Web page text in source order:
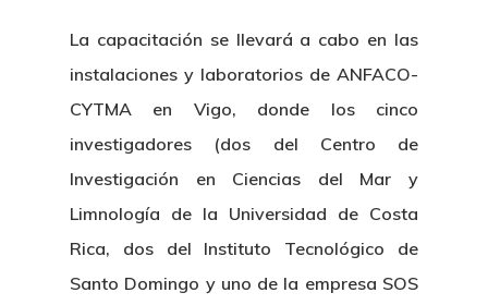
La capacitación se llevará a cabo en las
instalaciones y laboratorios de ANFACO-
CYTMA en Vigo, donde los cinco
investigadores (dos del Centro de
Investigación en Ciencias del Mar y
Limnología de la Universidad de Costa
Rica, dos del Instituto Tecnológico de
Santo Domingo y uno de la empresa SOS